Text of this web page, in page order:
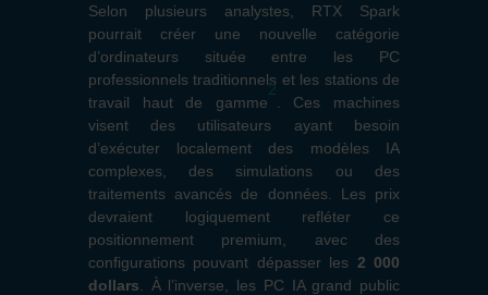
Selon plusieurs analystes, RTX Spark
pourrait créer une nouvelle catégorie
d’ordinateurs située entre les PC
professionnels traditionnels et les stations de
travail haut de gamme
2
. Ces machines
visent des utilisateurs ayant besoin
d’exécuter localement des modèles IA
complexes, des simulations ou des
traitements avancés de données. Les prix
devraient logiquement refléter ce
positionnement premium, avec des
configurations pouvant dépasser les 2 000
dollars . À l’inverse, les PC IA grand public